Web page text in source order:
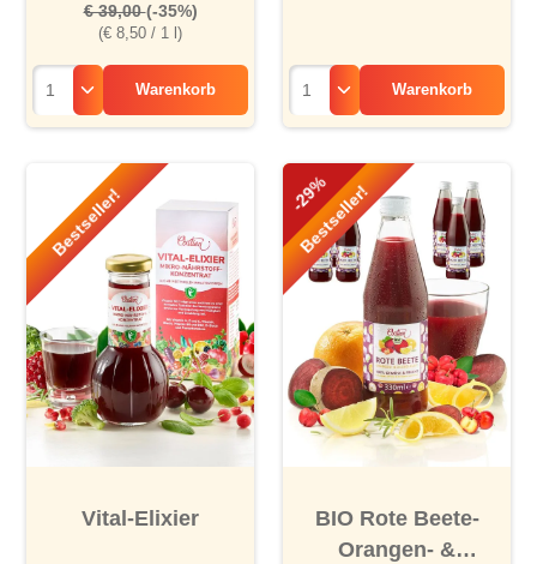
(€ 8,50 / 1 l)
€ 39,00(-35%)
Warenkorb Warenkorb
Bestseller!
Vital-Elixier
-29%
Bestseller!
BIO Rote Beete-
Orangen- &